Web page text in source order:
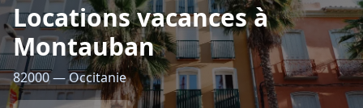
Locations vacances à
Montauban
82000 — Occitanie